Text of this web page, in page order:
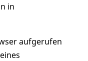
in
aufgerufen